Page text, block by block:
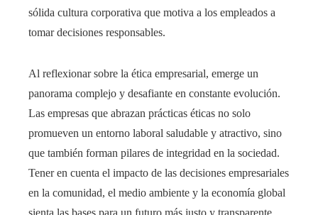
sólida cultura corporativa que motiva a los empleados a
tomar decisiones responsables.
Al reflexionar sobre la ética empresarial, emerge un
panorama complejo y desafiante en constante evolución.
Las empresas que abrazan prácticas éticas no solo
promueven un entorno laboral saludable y atractivo, sino
que también forman pilares de integridad en la sociedad.
Tener en cuenta el impacto de las decisiones empresariales
en la comunidad, el medio ambiente y la economía global
sienta las bases para un futuro más justo y transparente.